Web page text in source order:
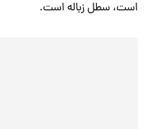
است، سطل زباله است.